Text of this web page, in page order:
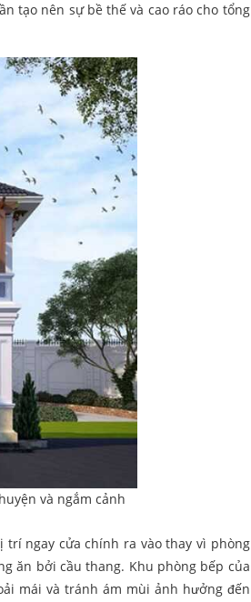
tạo nên sự bề thế và cao ráo cho tổng
và ngắm cảnh
ngay cửa chính ra vào thay vì phòng
ăn bởi cầu thang. Khu phòng bếp của
mái và tránh ám mùi ảnh hưởng đến